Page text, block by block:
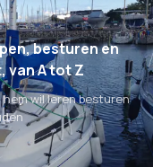
besturen en
van A tot Z
wil leren besturen